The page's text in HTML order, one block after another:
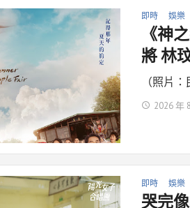
即時 娛樂
《神
將 林
（照片
2026 年
即時 娛樂
哭完